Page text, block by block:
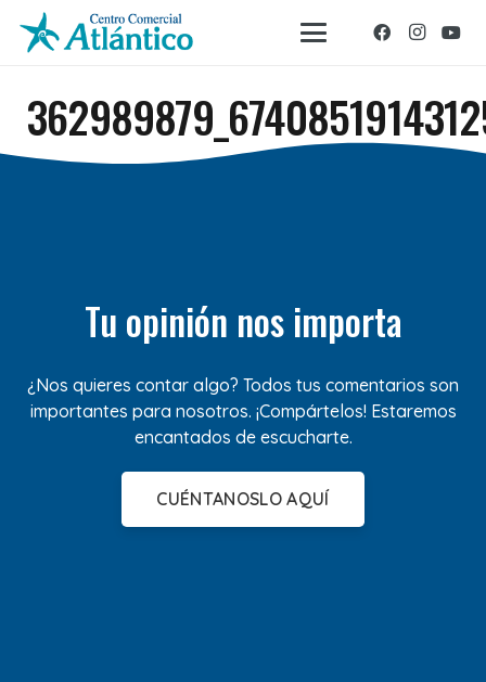
Tu opinión nos importa
¿Nos quieres contar algo? Todos tus comentarios son
importantes para nosotros. ¡Compártelos! Estaremos
encantados de escucharte.
CUÉNTANOSLO AQUÍ